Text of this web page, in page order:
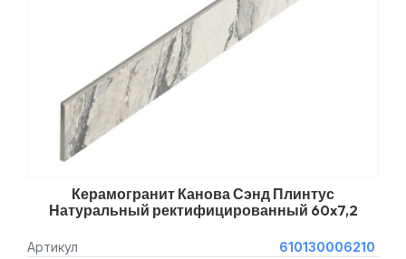
Керамогранит Канова Сэнд Плинтус
Натуральный ректифицированный 60x7,2
Артикул 610130006210